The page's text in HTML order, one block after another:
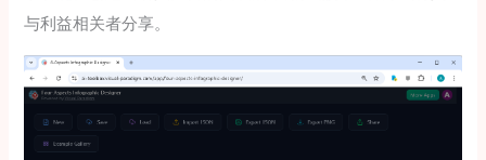
与利益相关者分享。